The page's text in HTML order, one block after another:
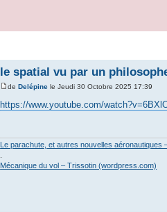
le spatial vu par un
deDelépine le Jeudi 30 Octobre 2025 17:39
https://www.youtube.com/
Le parachute, et autres nouvelles aéronautiques
Mécanique du vol – Trissotin (wordpress.com)